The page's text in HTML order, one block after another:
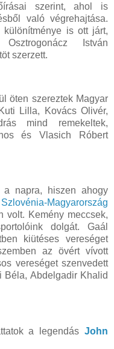
szerint, ahol is
való végrehajtása.
is ott járt,
István
szerzett.
öten szereztek Magyar
Lilla, Kovács Olivér,
mind remekeltek,
és Vlasich Róbert
a napra, hiszen ahogy
Szlovénia-Magyarország
volt. Kemény meccsek,
dolgát. Gaál
kiütéses vereséget
az övért vívott
vereséget szenvedett
Béla, Abdelgadir Khalid
a legendás John